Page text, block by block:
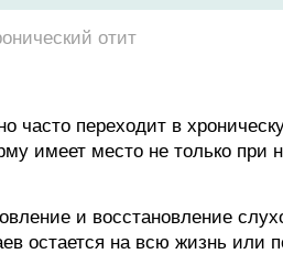
отит
часто переходит в
имеет место не только при
и восстановление
остается на всю жизнь или